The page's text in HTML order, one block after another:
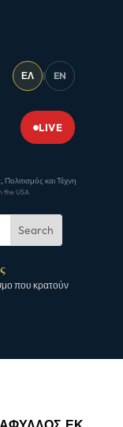
ΕΛ | EN
LIVE
και Τέχνη
the USA
που κρατούν